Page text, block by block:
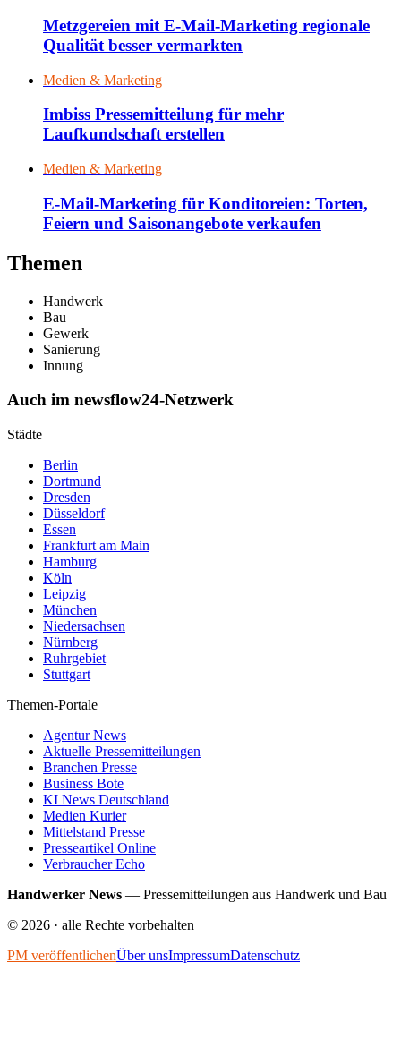
Metzgereien mit E-Mail-Marketing regionale
Qualität besser vermarkten
Medien & Marketing
Imbiss Pressemitteilung für mehr
Laufkundschaft erstellen
Medien & Marketing
E-Mail-Marketing für Konditoreien: Torten,
Feiern und Saisonangebote verkaufen
Themen
Handwerk
Bau
Gewerk
Sanierung
Innung
Auch im newsflow24-Netzwerk
Städte
Berlin
Dortmund
Dresden
Düsseldorf
Essen
Frankfurt am Main
Hamburg
Köln
Leipzig
München
Niedersachsen
Nürnberg
Ruhrgebiet
Stuttgart
Themen-Portale
Agentur News
Aktuelle Pressemitteilungen
Branchen Presse
Business Bote
KI News Deutschland
Medien Kurier
Mittelstand Presse
Presseartikel Online
Verbraucher Echo
Handwerker News — Pressemitteilungen aus Handwerk und Bau
© 2026 · alle Rechte vorbehalten
PM veröffentlichenÜber unsImpressumDatenschutz